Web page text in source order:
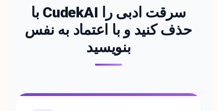
با CudekAI سرقت ادبی را
حذف کنید و با اعتماد به نفس
بنویسید